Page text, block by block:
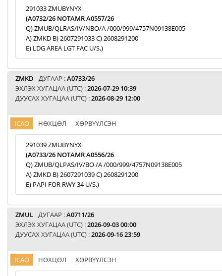
291033 ZMUBYNYX
(A0732/26 NOTAMR A0557/26
Q) ZMUB/QLRAS/IV/NBO/A /000/999/4757N09138E005
A) ZMKD B) 2607291033 C) 2608291200
E) LDG AREA LGT FAC U/S.)
ZMKD ДУГААР :A0733/26
ЭХЛЭХ ХУГАЦАА (UTC) :2026-07-29 10:39
ДУУСАХ ХУГАЦАА (UTC) :2026-08-29 12:00
ICAO НӨХЦӨЛ ХӨРВҮҮЛСЭН
291039 ZMUBYNYX
(A0733/26 NOTAMR A0556/26
Q) ZMUB/QLPAS/IV/BO /A /000/999/4757N09138E005
A) ZMKD B) 2607291039 C) 2608291200
E) PAPI FOR RWY 34 U/S.)
ZMUL ДУГААР :A0711/26
ЭХЛЭХ ХУГАЦАА (UTC) :2026-09-03 00:00
ДУУСАХ ХУГАЦАА (UTC) :2026-09-16 23:59
ICAO НӨХЦӨЛ ХӨРВҮҮЛСЭН